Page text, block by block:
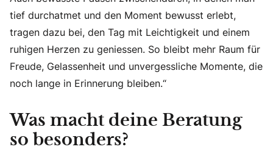
tief durchatmet und den Moment bewusst erlebt,
tragen dazu bei, den Tag mit Leichtigkeit und einem
ruhigen Herzen zu geniessen. So bleibt mehr Raum für
Freude, Gelassenheit und unvergessliche Momente, die
noch lange in Erinnerung bleiben.“
Was macht deine Beratung
so besonders?